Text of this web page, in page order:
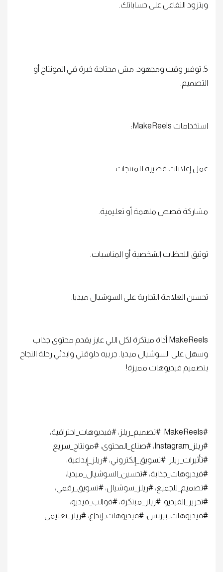
وبتزود التفاعل على حساباتك.
5. توفير وقت ومجهود: مش محتاجة خبرة في المونتاج أو
التصميم.
استخدامات MakeReels:
عمل إعلانات قصيرة للمنتجات.
مشاركة قصص ملهمة أو تعليمية.
توثيق اللحظات الشخصية أو المناسبات.
تحسين العلامة التجارية على السوشيال ميديا.
MakeReels أداة مبتكرة لكل اللي عايز يقدم محتوى جذاب
وسهل على السوشيال ميديا. جربيه دلوقتي وابدئي رحلة النجاح
بتصميم فيديوهات مميزة!
#MakeReels، #تصميم_ريلز، #فيديوهات_احترافية،
#ريلز_Instagram، #صناع_المحتوى، #مونتاج_سريع،
#تأثيرات_ريلز، #تسويق_إلكتروني، #ريلز_إبداعية،
#فيديوهات_جذابة، #تحسين_السوشيال_ميديا،
#تصميم_للجميع، #ريلز_سوشيال، #تسويق_رقمي،
#تحرير_الفيديو، #ريلز_مبتكرة، #قوالب_فيديو،
#فيديوهات_بيزنس، #فيديوهات_إبداع، #ريلز_تعليمي